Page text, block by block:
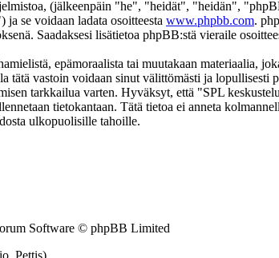
(jälkeenpäin "he", "heidät", "heidän",
se voidaan ladata osoitteesta www.phpbb.com.
Saadaksesi lisätietoa phpBB:stä vieraile
epämoraalista tai muutakaan materiaalia,
tätä vastoin voidaan sinut välittömästi ja
tarkkailua varten. Hyväksyt, että "SPL
tietokantaan. Tätä tietoa ei anneta
ulkopuolisille tahoille.
Software © phpBB Limited